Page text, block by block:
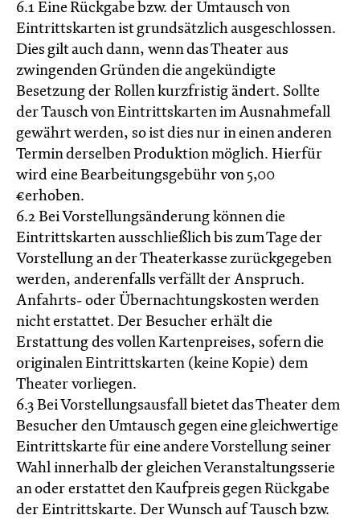
6.1 Eine Rückgabe bzw. der Umtausch von
Eintrittskarten ist grundsätzlich ausgeschlossen.
Dies gilt auch dann, wenn das Theater aus
zwingenden Gründen die angekündigte
Besetzung der Rollen kurzfristig ändert. Sollte
der Tausch von Eintrittskarten im Ausnahmefall
gewährt werden, so ist dies nur in einen anderen
Termin derselben Produktion möglich. Hierfür
wird eine Bearbeitungsgebühr von 5,00
€erhoben.
6.2 Bei Vorstellungsänderung können die
Eintrittskarten ausschließlich bis zum Tage der
Vorstellung an der Theaterkasse zurückgegeben
werden, anderenfalls verfällt der Anspruch.
Anfahrts- oder Übernachtungskosten werden
nicht erstattet. Der Besucher erhält die
Erstattung des vollen Kartenpreises, sofern die
originalen Eintrittskarten (keine Kopie) dem
Theater vorliegen.
6.3 Bei Vorstellungsausfall bietet das Theater dem
Besucher den Umtausch gegen eine gleichwertige
Eintrittskarte für eine andere Vorstellung seiner
Wahl innerhalb der gleichen Veranstaltungsserie
an oder erstattet den Kaufpreis gegen Rückgabe
der Eintrittskarte. Der Wunsch auf Tausch bzw.